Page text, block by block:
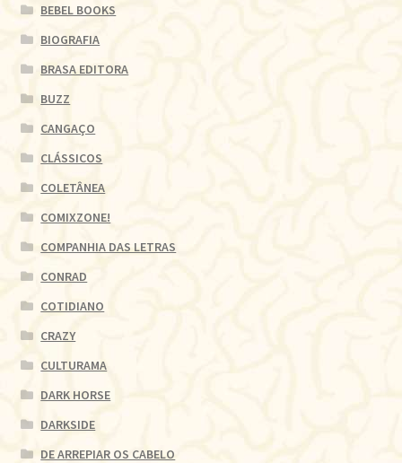
BEBEL BOOKS
BIOGRAFIA
BRASA EDITORA
BUZZ
CANGAÇO
CLÁSSICOS
COLETÂNEA
COMIXZONE!
COMPANHIA DAS LETRAS
CONRAD
COTIDIANO
CRAZY
CULTURAMA
DARK HORSE
DARKSIDE
DE ARREPIAR OS CABELO